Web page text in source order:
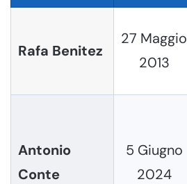
Rafa Benitez
27 Maggio
2013
Antonio
Conte
5 Giugno
2024